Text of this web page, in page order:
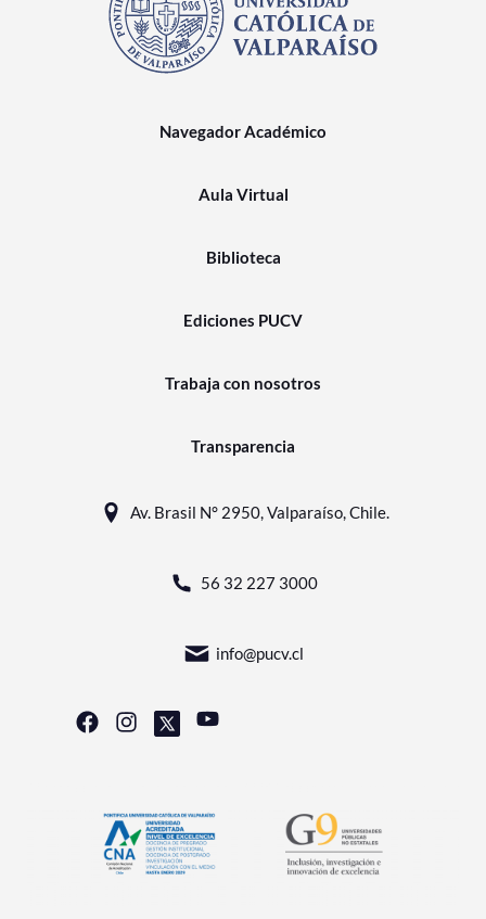
Navegador Académico
Aula Virtual
Biblioteca
Ediciones PUCV
Trabaja con nosotros
Transparencia
Av. Brasil N° 2950, Valparaíso, Chile.
56 32 227 3000
info@pucv.cl